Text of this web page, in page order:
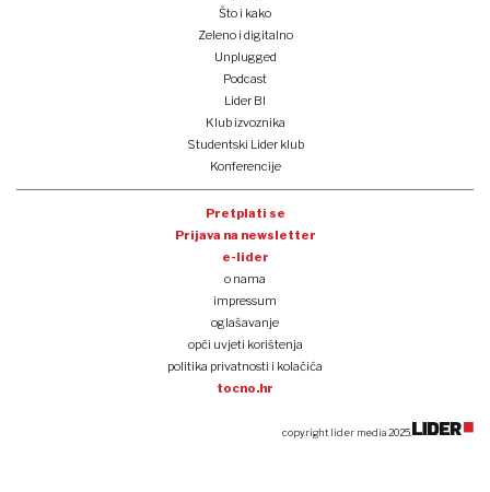
Što i kako
Zeleno i digitalno
Unplugged
Podcast
Lider BI
Klub izvoznika
Studentski Lider klub
Konferencije
Pretplati se
Prijava na newsletter
e-lider
o nama
impressum
oglašavanje
opći uvjeti korištenja
politika privatnosti i kolačića
tocno.hr
copyright lider media 2025.